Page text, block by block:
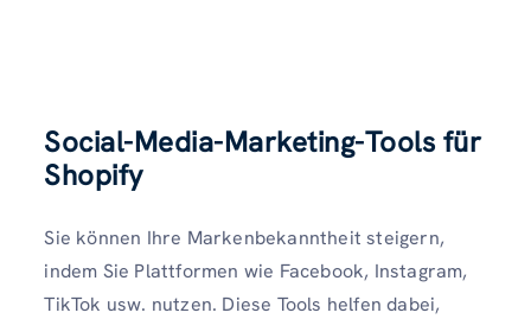
Social-Media-Marketing-Tools für
Shopify
Sie können Ihre Markenbekanntheit steigern,
indem Sie Plattformen wie Facebook, Instagram,
TikTok usw. nutzen. Diese Tools helfen dabei,